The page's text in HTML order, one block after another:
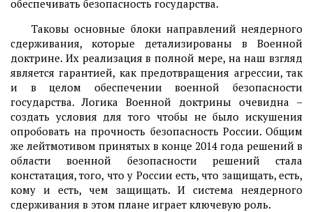
обеспечивать безопасность государства.
Таковы основные блоки направлений неядерного
сдерживания, которые детализированы в Военной
доктрине. Их реализация в полной мере, на наш взгляд
является гарантией, как предотвращения агрессии, так
и в целом обеспечении военной безопасности
государства. Логика Военной доктрины очевидна –
создать условия для того чтобы не было искушения
опробовать на прочность безопасность России. Общим
же лейтмотивом принятых в конце 2014 года решений в
области военной безопасности решений стала
констатация, того, что у России есть, что защищать, есть,
кому и есть, чем защищать. И система неядерного
сдерживания в этом плане играет ключевую роль.